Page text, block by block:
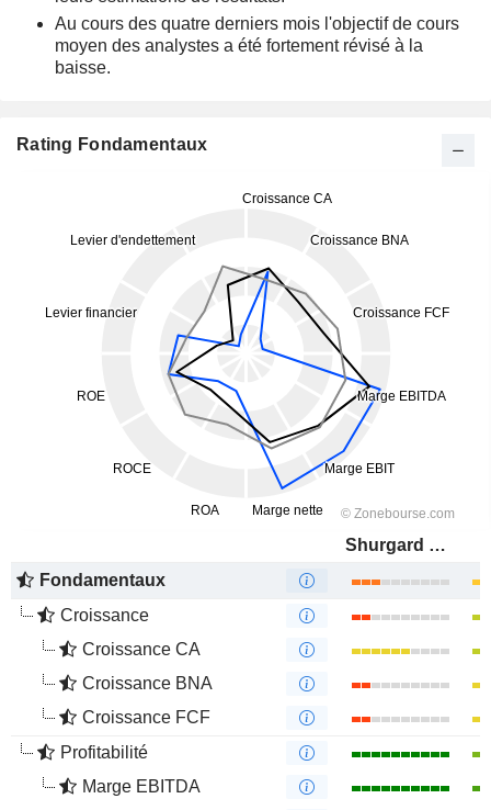
Au cours des quatre derniers mois l'objectif de cours
moyen des analystes a été fortement révisé à la
baisse.
Rating Fondamentaux
Shurgard Self-Storage Ltd.
Fondamentaux
Croissance
Croissance CA
Croissance BNA
Croissance FCF
Profitabilité
Marge EBITDA